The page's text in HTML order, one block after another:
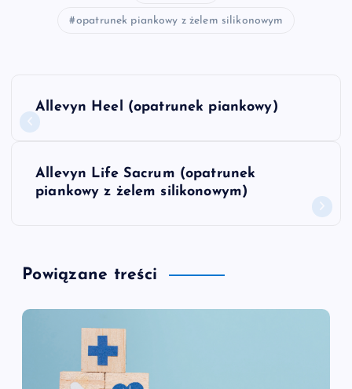
opatrunek piankowy z żelem silikonowym
a
a
c
Allevyn Heel (opatrunek piankowy)
Allevyn Life Sacrum (opatrunek
piankowy z żelem silikonowym)
Powiązane treści